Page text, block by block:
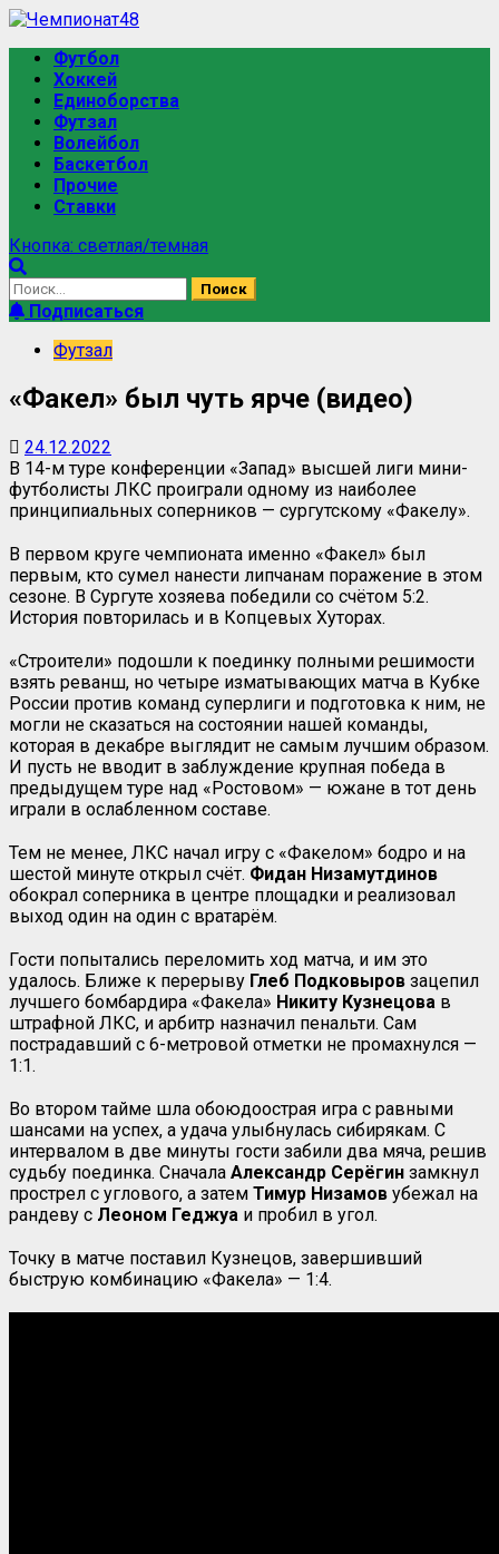
Перейти
содержимому
Основное
меню
Футбол
Хоккей
Единоборства
Футзал
Волейбол
Баскетбол
Прочие
Ставки
Кнопка: светлая/темная
Найти:
Подписаться
Футзал
«Факел» был чуть ярче (видео)
24.12.2022
В 14-м туре конференции «Запад» высшей лиги мини-
футболисты ЛКС проиграли одному из наиболее
принципиальных соперников — сургутскому «Факелу».
В первом круге чемпионата именно «Факел» был
первым, кто сумел нанести липчанам поражение в этом
сезоне. В Сургуте хозяева победили со счётом 5:2.
История повторилась и в Копцевых Хуторах.
«Строители» подошли к поединку полными решимости
взять реванш, но четыре изматывающих матча в Кубке
России против команд суперлиги и подготовка к ним, не
могли не сказаться на состоянии нашей команды,
которая в декабре выглядит не самым лучшим образом.
И пусть не вводит в заблуждение крупная победа в
предыдущем туре над «Ростовом» — южане в тот день
играли в ослабленном составе.
Тем не менее, ЛКС начал игру с «Факелом» бодро и на
шестой минуте открыл счёт. Фидан Низамутдинов
обокрал соперника в центре площадки и реализовал
выход один на один с вратарём.
Гости попытались переломить ход матча, и им это
удалось. Ближе к перерыву Глеб Подковыров зацепил
лучшего бомбардира «Факела» Никиту Кузнецова в
штрафной ЛКС, и арбитр назначил пенальти. Сам
пострадавший с 6-метровой отметки не промахнулся —
1:1.
Во втором тайме шла обоюдоострая игра с равными
шансами на успех, а удача улыбнулась сибирякам. С
интервалом в две минуты гости забили два мяча, решив
судьбу поединка. Сначала Александр Серёгин замкнул
прострел с углового, а затем Тимур Низамов убежал на
рандеву с Леоном Геджуа и пробил в угол.
Точку в матче поставил Кузнецов, завершивший
быструю комбинацию «Факела» — 1:4.